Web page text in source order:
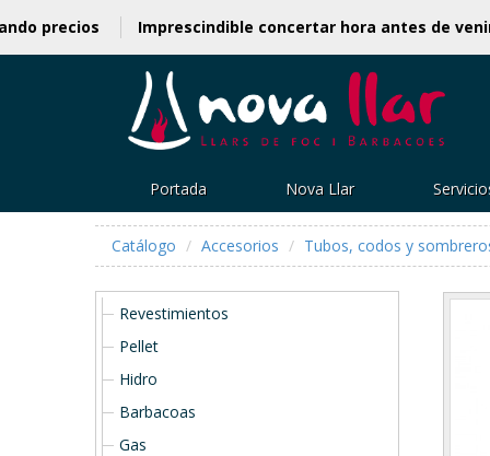
actualizando precios Imprescindible concertar
Portada Nova Llar
Catálogo Accesorios Tubos, codos y
Revestimientos
Pellet
Hidro
Barbacoas
Gas